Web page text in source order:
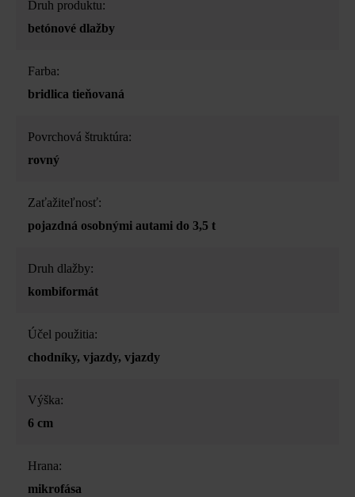
Druh produktu:
betónové dlažby
Farba:
bridlica tieňovaná
Povrchová štruktúra:
rovný
Zaťažiteľnosť:
pojazdná osobnými autami do 3,5 t
Druh dlažby:
kombiformát
Účel použitia:
chodníky, vjazdy, vjazdy
Výška:
6 cm
Hrana:
mikrofása